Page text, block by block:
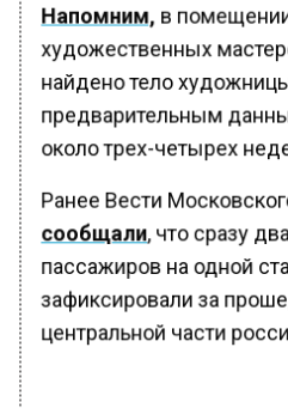
Напомним, в
художественных
найдено тело
предварительным
около трех-четырех
Ранее Вести
сообщали, что сразу
пассажиров на одной
зафиксировали за
центральной части